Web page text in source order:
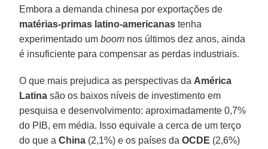
Embora a demanda chinesa por exportações de
matérias-primas latino-americanas tenha
experimentado umboom nos últimos dez anos, ainda
é insuficiente para compensar as perdas industriais.
O que mais prejudica as perspectivas da América
Latina são os baixos níveis de investimento em
pesquisa e desenvolvimento: aproximadamente 0,7%
do PIB, em média. Isso equivale a cerca de um terço
do que aChina (2,1%) e os países daOCDE (2,6%)